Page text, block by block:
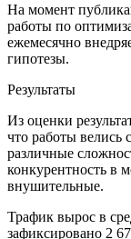
На момент
работы по
ежемесячно
гипотезы.
Результаты
Из оценки
что работы велись
различные
конкурентность в
внушительные.
Трафик вырос в
зафиксировано 2